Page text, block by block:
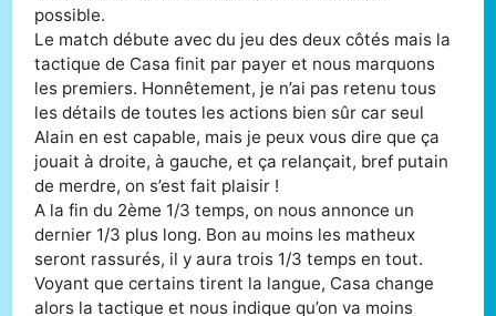
possible.
Le match débute avec du jeu des deux côtés mais la
tactique de Casa finit par payer et nous marquons
les premiers. Honnêtement, je n’ai pas retenu tous
les détails de toutes les actions bien sûr car seul
Alain en est capable, mais je peux vous dire que ça
jouait à droite, à gauche, et ça relançait, bref putain
de merdre, on s’est fait plaisir !
A la fin du 2ème 1/3 temps, on nous annonce un
dernier 1/3 plus long. Bon au moins les matheux
seront rassurés, il y aura trois 1/3 temps en tout.
Voyant que certains tirent la langue, Casa change
alors la tactique et nous indique qu’on va moins